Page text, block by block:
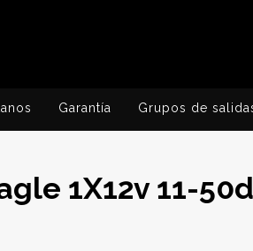
Garantía Grupos de
1X12v 11-